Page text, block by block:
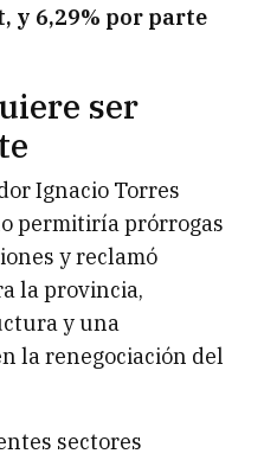
y 6,29% por parte
ser
Ignacio Torres
permitiría prórrogas
y reclamó
la provincia,
y una
la renegociación del
sectores